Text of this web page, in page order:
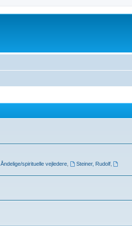
Åndelige/spirituelle vejledere, Steiner, Rudolf,